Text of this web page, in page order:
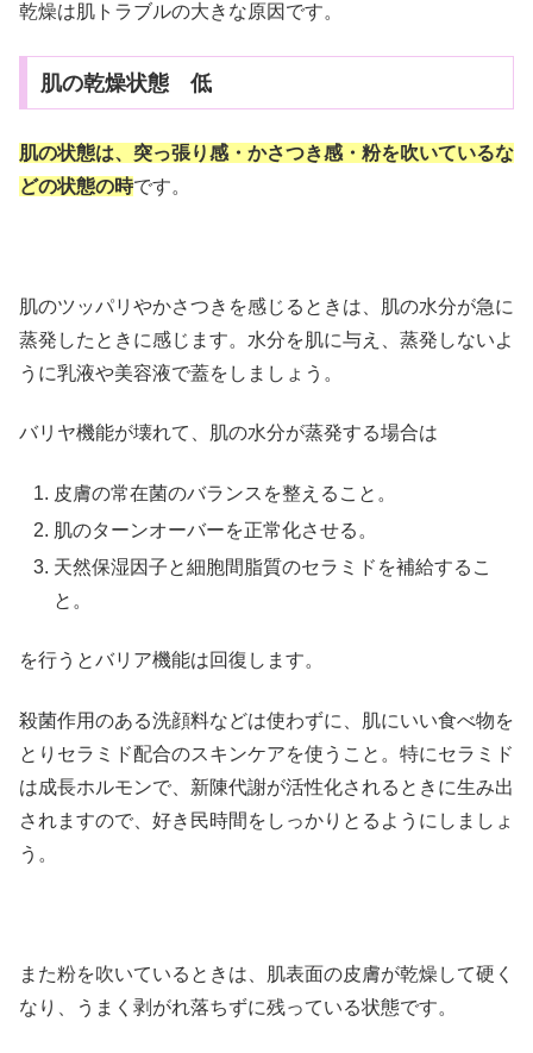
乾燥は肌トラブルの大きな原因です。
肌の乾燥状態 低
肌の状態は、突っ張り感・かさつき感・粉を吹いているな
どの状態の時です。
肌のツッパリやかさつきを感じるときは、肌の水分が急に
蒸発したときに感じます。水分を肌に与え、蒸発しないよ
うに乳液や美容液で蓋をしましょう。
バリヤ機能が壊れて、肌の水分が蒸発する場合は
皮膚の常在菌のバランスを整えること。
肌のターンオーバーを正常化させる。
天然保湿因子と細胞間脂質のセラミドを補給するこ
と。
を行うとバリア機能は回復します。
殺菌作用のある洗顔料などは使わずに、肌にいい食べ物を
とりセラミド配合のスキンケアを使うこと。特にセラミド
は成長ホルモンで、新陳代謝が活性化されるときに生み出
されますので、好き民時間をしっかりとるようにしましょ
う。
また粉を吹いているときは、肌表面の皮膚が乾燥して硬く
なり、うまく剥がれ落ちずに残っている状態です。